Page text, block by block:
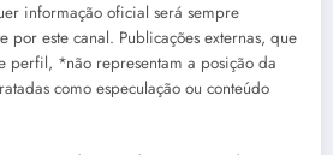
informação oficial será sempre
por este canal. Publicações externas, que
perfil, *não representam a posição da
como especulação ou conteúdo